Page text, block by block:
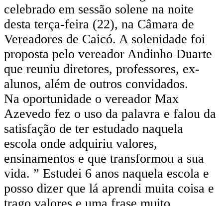
celebrado em sessão solene na noite
desta terça-feira (22), na Câmara de
Vereadores de Caicó. A solenidade foi
proposta pelo vereador Andinho Duarte
que reuniu diretores, professores, ex-
alunos, além de outros convidados.
Na oportunidade o vereador Max
Azevedo fez o uso da palavra e falou da
satisfação de ter estudado naquela
escola onde adquiriu valores,
ensinamentos e que transformou a sua
vida. ” Estudei 6 anos naquela escola e
posso dizer que lá aprendi muita coisa e